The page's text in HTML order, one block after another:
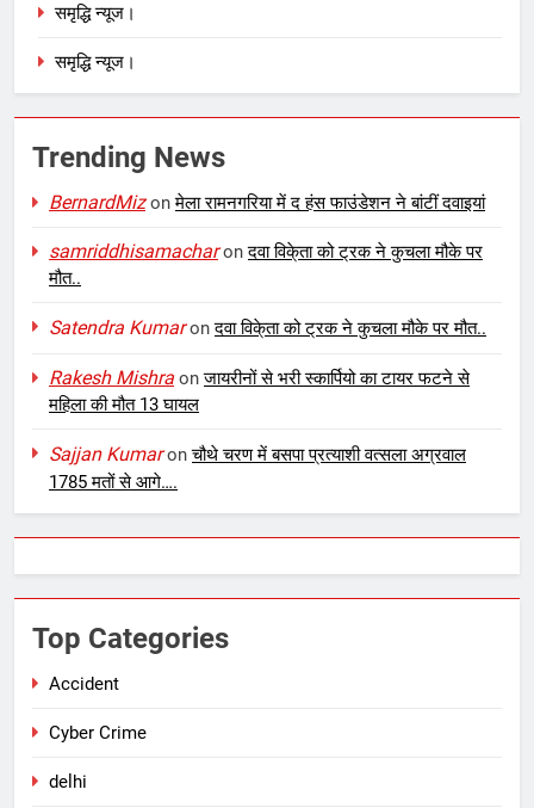
समृद्धि न्यूज।
समृद्धि न्यूज।
Trending News
BernardMizonमेला रामनगरिया में द हंस फाउंडेशन ने बांटीं दवाइयां
samriddhisamacharonदवा विके्ता को ट्रक ने कुचला मौके पर
मौत..
Satendra Kumaronदवा विके्ता को ट्रक ने कुचला मौके पर मौत..
Rakesh Mishra onजायरीनों से भरी स्कार्पियो का टायर फटने से
महिला की मौत 13 घायल
Sajjan Kumaronचौथे चरण में बसपा प्रत्याशी वत्सला अग्रवाल
1785 मतों से आगे….
Top Categories
Accident
Cyber Crime
delhi